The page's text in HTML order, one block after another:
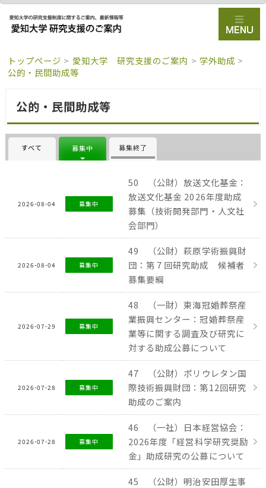
トップページ > 愛知大学 研究支援のご案内 > 学外助成 >
公的・民間助成等
公的・民間助成等
すべて 募集中 募集終了
2026-08-04 募集中
50 （公財）放送文化基金：
放送文化基金 2026年度助成
募集（技術開発部門・人文社
会部門）
2026-08-04 募集中
49 （公財）萩原学術振興財
団：第７回研究助成 候補者
募集要綱
2026-07-29 募集中
48 （一財）東海冠婚葬祭産
業振興センター：冠婚葬祭産
業等に関する調査及び研究に
対する助成公募について
2026-07-28 募集中
47 （公財）ポリウレタン国
際技術振興財団：第12回研究
助成のご案内
2026-07-28 募集中
46 （一社）日本経営協会：
2026年度「経営科学研究奨励
金」助成研究の公募について
45 （公財）明治安田厚生事